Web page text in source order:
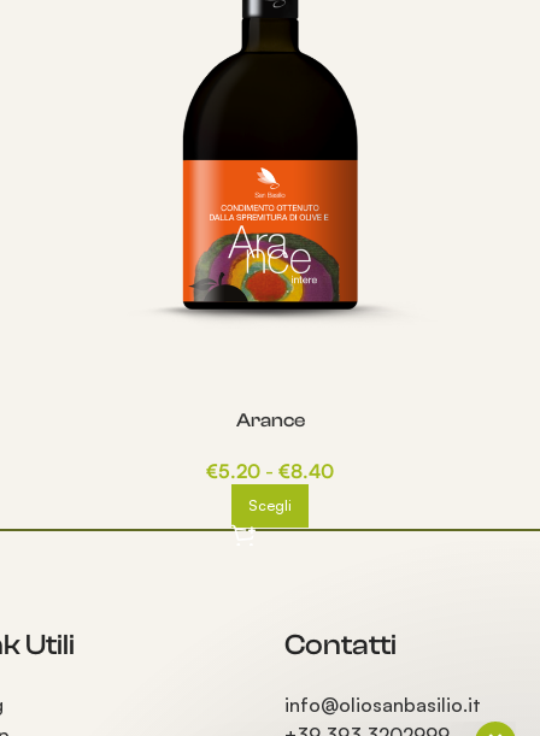
Arance
€5.20 - €8.40
Scegli
Utili Contatti
info@oliosanbasilio.it